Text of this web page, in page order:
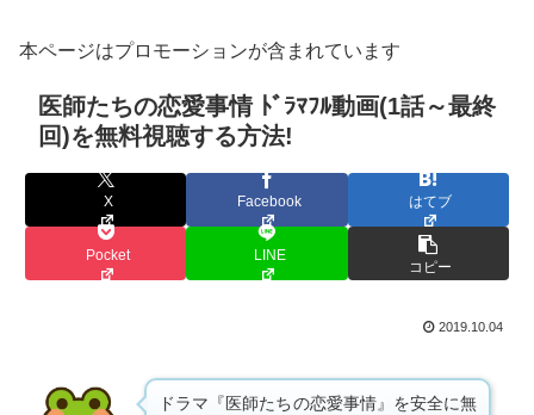
本ページはプロモーションが含まれています
医師たちの恋愛事情 ﾄﾞﾗﾏﾌﾙ動画(1話～最終
回)を無料視聴する方法!
X Facebook はてブ
Pocket LINE
コピー
2019.10.04
ドラマ『医師たちの恋愛事情』を安全に無